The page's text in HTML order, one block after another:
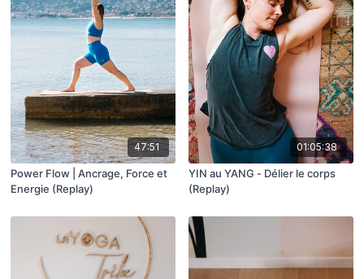
47:51
Power Flow | Ancrage, Force et
Energie (Replay)
01:05:38
YIN au YANG - Délier le corps
(Replay)